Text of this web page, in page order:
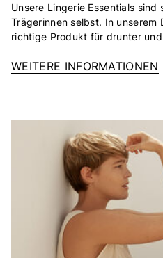
Unsere Lingerie Essentials
Trägerinnen selbst. In unserem
richtige Produkt für drunter
WEITERE INFORMATIONEN